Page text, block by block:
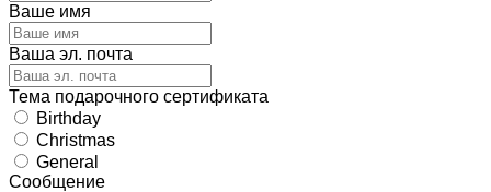
Ваше имя
Ваша эл. почта
Тема подарочного сертификата
Birthday
Christmas
General
Сообщение